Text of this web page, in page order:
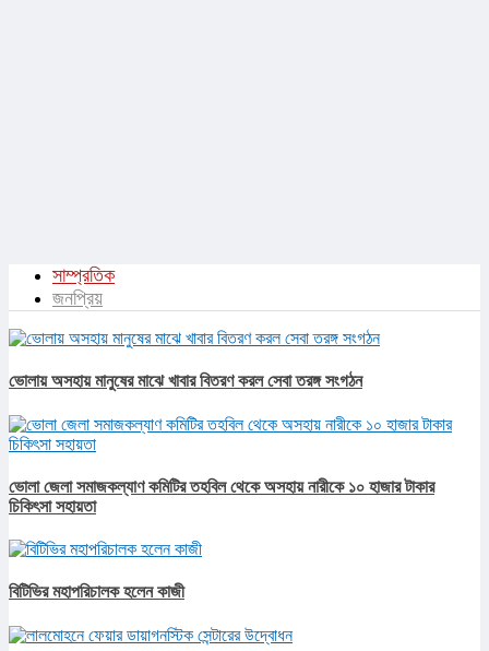
সাম্প্রতিক
জনপ্রিয়
ভোলায় অসহায় মানুষের মাঝে খাবার বিতরণ করল সেবা তরঙ্গ সংগঠন
ভোলা জেলা সমাজকল্যাণ কমিটির তহবিল থেকে অসহায় নারীকে ১০ হাজার টাকার
চিকিৎসা সহায়তা
বিটিভির মহাপরিচালক হলেন কাজী